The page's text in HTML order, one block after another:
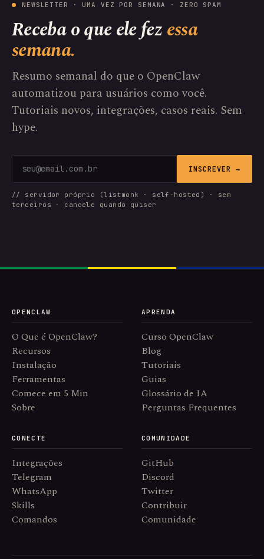
NEWSLETTER · UMA VEZ POR SEMANA · ZERO SPAM
Receba o que ele fezessa
semana.
Resumo semanal do que o OpenClaw
automatizou para usuários como você.
Tutoriais novos, integrações, casos reais. Sem
hype.
INSCREVER →
// servidor próprio (listmonk · self-hosted) · sem
terceiros · cancele quando quiser
OPENCLAW
O Que é OpenClaw?
Recursos
Instalação
Ferramentas
Comece em 5 Min
Sobre
APRENDA
Curso OpenClaw
Blog
Tutoriais
Guias
Glossário de IA
Perguntas Frequentes
CONECTE
Integrações
Telegram
WhatsApp
Skills
Comandos
COMUNIDADE
GitHub
Discord
Twitter
Contribuir
Comunidade